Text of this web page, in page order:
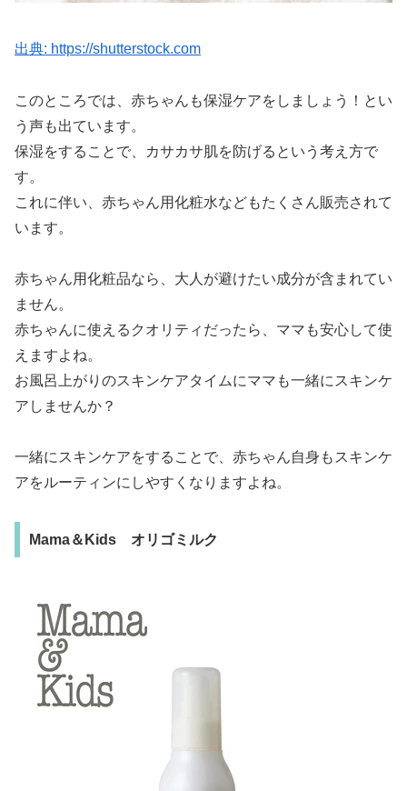
出典: https://shutterstock.com
このところでは、赤ちゃんも保湿ケアをしましょう！とい
う声も出ています。
保湿をすることで、カサカサ肌を防げるという考え方で
す。
これに伴い、赤ちゃん用化粧水などもたくさん販売されて
います。
赤ちゃん用化粧品なら、大人が避けたい成分が含まれてい
ません。
赤ちゃんに使えるクオリティだったら、ママも安心して使
えますよね。
お風呂上がりのスキンケアタイムにママも一緒にスキンケ
アしませんか？
一緒にスキンケアをすることで、赤ちゃん自身もスキンケ
アをルーティンにしやすくなりますよね。
Mama＆Kids オリゴミルク